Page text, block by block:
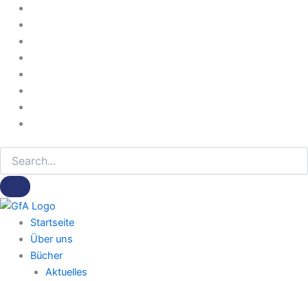
Zum
Inhalt
springen
Startseite
Über uns
Bücher
Aktuelles
Der
2006
(PDF-
Version)​​
Menge